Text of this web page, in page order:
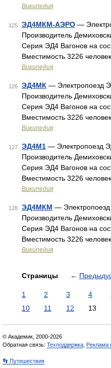
Википедия
125 ЭД4МКМ-АЭРО —
Производитель
Серия ЭД4 Вагонов на
Вместимость 3226
Википедия
126 ЭД4МК — Электропоезд
Производитель
Серия ЭД4 Вагонов на
Вместимость 3226
Википедия
127 ЭД4М1 — Электропоезд
Производитель
Серия ЭД4 Вагонов на
Вместимость 3226
Википедия
128 ЭД4МКМ —
Производитель
Серия ЭД4 Вагонов на
Вместимость 3226
Википедия
Страницы ←
1 2 3 4
10
11 12 13
© Академик, 2000-2026
Обратная связь: Техподдержка Реклама
👣 Путешествия